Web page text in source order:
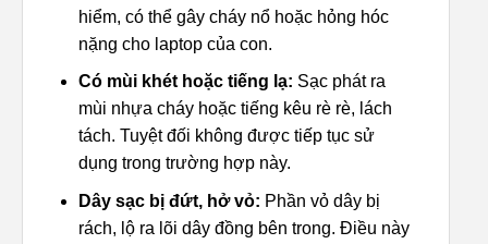
hiểm, có thể gây cháy nổ hoặc hỏng hóc
nặng cho laptop của con.
Có mùi khét hoặc tiếng lạ: Sạc phát ra
mùi nhựa cháy hoặc tiếng kêu rè rè, lách
tách. Tuyệt đối không được tiếp tục sử
dụng trong trường hợp này.
Dây sạc bị đứt, hở vỏ: Phần vỏ dây bị
rách, lộ ra lõi dây đồng bên trong. Điều này